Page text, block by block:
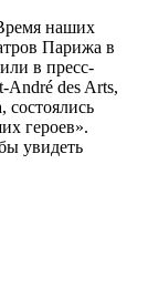
наших
Парижа в
в пресс-
André des Arts,
состоялись
героев».
увидеть